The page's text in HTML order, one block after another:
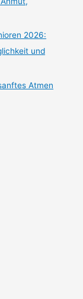
2026:
und
Atmen